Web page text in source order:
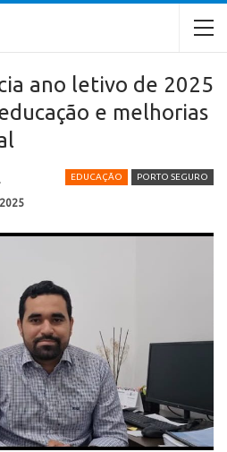
ano letivo de 2025
e melhorias
EDUCAÇÃO PORTO SEGURO